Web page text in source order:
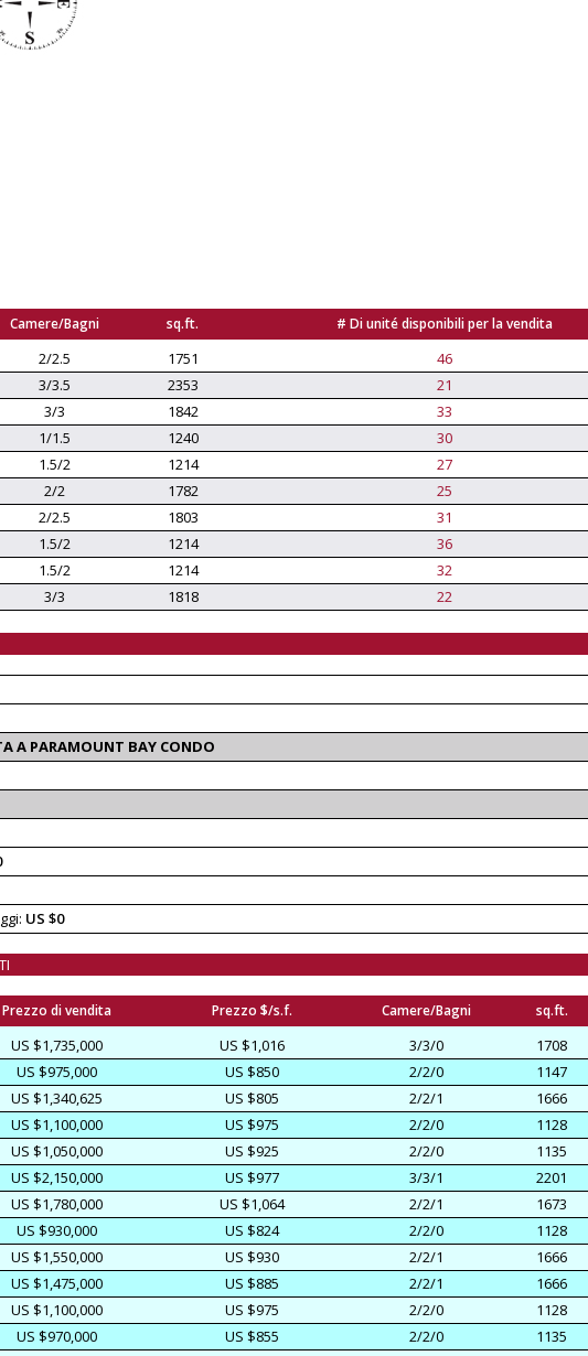
Camere/Bagni sq.ft. # Di unité disponibili per la vendita
2/2.5 1751 46
3/3.5 2353 21
3/3 1842 33
1/1.5 1240 30
1.5/2 1214 27
2/2 1782 25
2/2.5 1803 31
1.5/2 1214 36
1.5/2 1214 32
3/3 1818 22
A PARAMOUNT BAY CONDO
US $0
Prezzo di vendita Prezzo $/s.f. Camere/Bagni sq.ft.
US $1,735,000 US $1,016 3/3/0 1708
US $975,000 US $850 2/2/0 1147
US $1,340,625 US $805 2/2/1 1666
US $1,100,000 US $975 2/2/0 1128
US $1,050,000 US $925 2/2/0 1135
US $2,150,000 US $977 3/3/1 2201
US $1,780,000 US $1,064 2/2/1 1673
US $930,000 US $824 2/2/0 1128
US $1,550,000 US $930 2/2/1 1666
US $1,475,000 US $885 2/2/1 1666
US $1,100,000 US $975 2/2/0 1128
US $970,000 US $855 2/2/0 1135